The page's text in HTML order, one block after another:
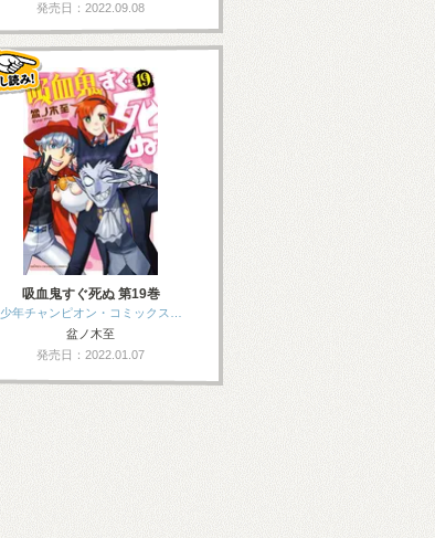
発売日：2022.09.08
吸血鬼すぐ死ぬ 第19巻
少年チャンピオン・コミックス…
盆ノ木至
発売日：2022.01.07